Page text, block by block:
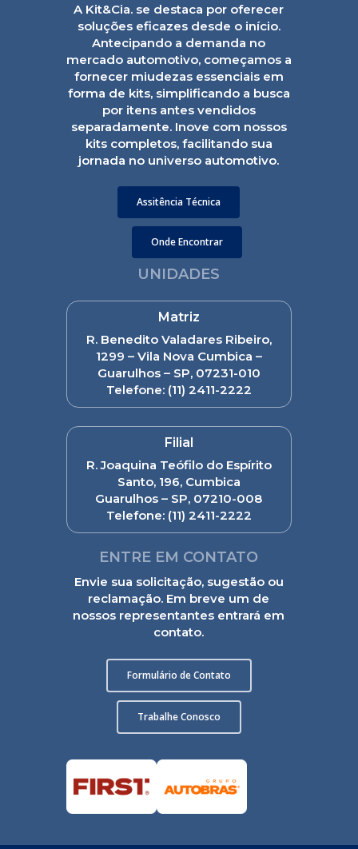
A Kit&Cia. se destaca por oferecer
soluções eficazes desde o início.
Antecipando a demanda no
mercado automotivo, começamos a
fornecer miudezas essenciais em
forma de kits, simplificando a busca
por itens antes vendidos
separadamente. Inove com nossos
kits completos, facilitando sua
jornada no universo automotivo.
Assitência Técnica
Onde Encontrar
UNIDADES
Matriz
R. Benedito Valadares Ribeiro,
1299 – Vila Nova Cumbica –
Guarulhos – SP, 07231-010
Telefone: (11) 2411-2222
Filial
R. Joaquina Teófilo do Espírito
Santo, 196, Cumbica
Guarulhos – SP, 07210-008
Telefone:(11) 2411-2222
ENTRE EM CONTATO
Envie sua solicitação, sugestão ou
reclamação. Em breve um de
nossos representantes entrará em
contato.
Formulário de Contato
Trabalhe Conosco